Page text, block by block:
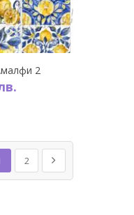
2
момента четете страница
Страница
2 Страница
Напред